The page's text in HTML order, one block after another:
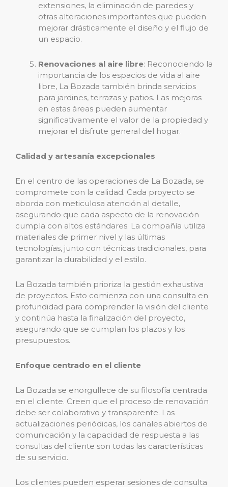
extensiones, la eliminación de paredes y
otras alteraciones importantes que pueden
mejorar drásticamente el diseño y el flujo de
un espacio.
Renovaciones al aire libre: Reconociendo la
importancia de los espacios de vida al aire
libre, La Bozada también brinda servicios
para jardines, terrazas y patios. Las mejoras
en estas áreas pueden aumentar
significativamente el valor de la propiedad y
mejorar el disfrute general del hogar.
Calidad y artesanía excepcionales
En el centro de las operaciones de La Bozada, se
compromete con la calidad. Cada proyecto se
aborda con meticulosa atención al detalle,
asegurando que cada aspecto de la renovación
cumpla con altos estándares. La compañía utiliza
materiales de primer nivel y las últimas
tecnologías, junto con técnicas tradicionales, para
garantizar la durabilidad y el estilo.
La Bozada también prioriza la gestión exhaustiva
de proyectos. Esto comienza con una consulta en
profundidad para comprender la visión del cliente
y continúa hasta la finalización del proyecto,
asegurando que se cumplan los plazos y los
presupuestos.
Enfoque centrado en el cliente
La Bozada se enorgullece de su filosofía centrada
en el cliente. Creen que el proceso de renovación
debe ser colaborativo y transparente. Las
actualizaciones periódicas, los canales abiertos de
comunicación y la capacidad de respuesta a las
consultas del cliente son todas las características
de su servicio.
Los clientes pueden esperar sesiones de consulta